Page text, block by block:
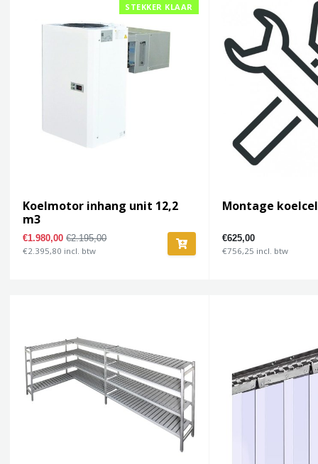
STEKKER KLAAR
Koelmotor inhang unit 12,2
m3
€1.980,00€2.195,00
€2.395,80 incl. btw
Montage
€625,00
€756,25 incl. btw